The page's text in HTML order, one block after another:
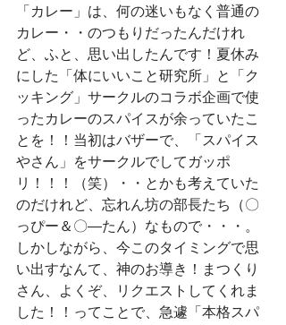
「カレー」は、何の迷いもなく普通の
カレー・・のつもりだったんだけれ
ど、ふと、思い出したんです！夏休み
にした「体にいいこと研究所」と「ク
ッキング」サークルのコラボ企画で使
ったカレーのスパイスが余っていたこ
とを！！当初はバザーで、「スパイス
やさん」をサークルでしてガッポ
リ！！！（笑）・・とかも考えていた
のだけれど、忘れん坊の部長たち（〇
っぴー＆〇―たん）なもので・・・。
しかしながら、今このタイミングで思
い出すなんて、神のお導き！まつくり
さん、よくぞ、リクエストしてくれま
した！！ってことで、急遽「本格スパ